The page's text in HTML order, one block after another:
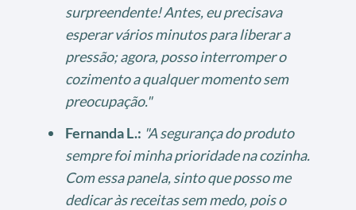
surpreendente! Antes, eu precisava
esperar vários minutos para liberar a
pressão; agora, posso interromper o
cozimento a qualquer momento sem
preocupação."
Fernanda L.: "A segurança do produto
sempre foi minha prioridade na cozinha.
Com essa panela, sinto que posso me
dedicar às receitas sem medo, pois o